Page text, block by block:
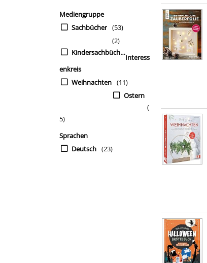
Mediengruppe
Sachbücher (53)
Kindersachbücher
(2)
Interess
enkreis
Weihnachten (11)
Ostern
(
5)
Sprachen
Deutsch (23)